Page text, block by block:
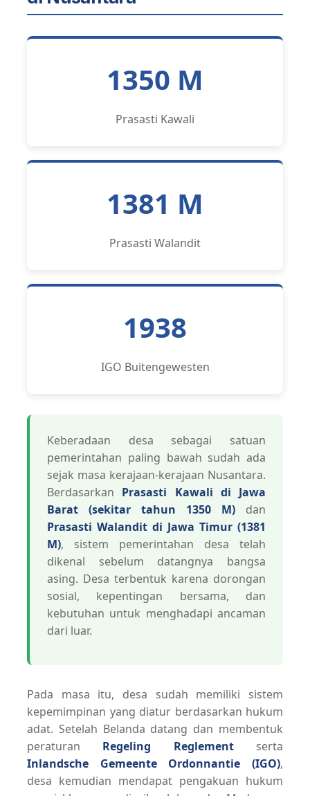
1350 M
Prasasti Kawali
1381 M
Prasasti Walandit
1938
IGO Buitengewesten
Keberadaan desa sebagai satuan
pemerintahan paling bawah sudah ada
sejak masa kerajaan-kerajaan Nusantara.
Berdasarkan Prasasti Kawali di Jawa
Barat (sekitar tahun 1350 M) dan
Prasasti Walandit di Jawa Timur (1381
M), sistem pemerintahan desa telah
dikenal sebelum datangnya bangsa
asing. Desa terbentuk karena dorongan
sosial, kepentingan bersama, dan
kebutuhan untuk menghadapi ancaman
dari luar.
Pada masa itu, desa sudah memiliki sistem
kepemimpinan yang diatur berdasarkan hukum
adat. Setelah Belanda datang dan membentuk
peraturan Regeling Reglementserta
Inlandsche Gemeente Ordonnantie (IGO),
desa kemudian mendapat pengakuan hukum